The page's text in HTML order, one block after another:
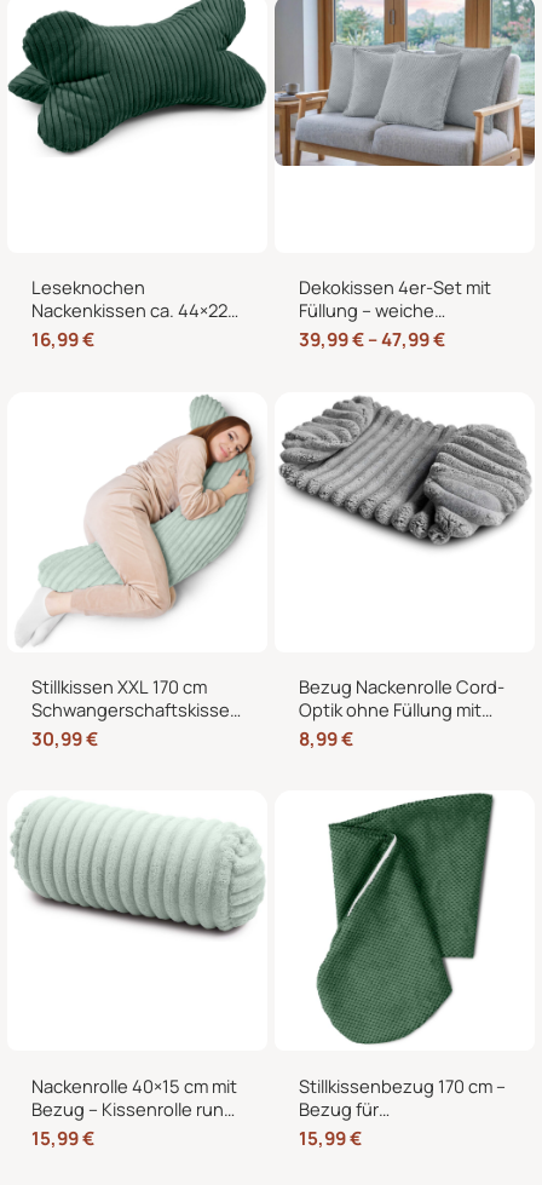
Leseknochen
Nackenkissen ca. 44×22
cm – Knochenkissen
Lesekissen zum Lesen
16,99€
Dekokissen 4er-Set mit
Füllung – weiche
Zierkissen für Sofa und
Couch, 40×40, 45×45
39,99€–47,99€
Stillkissen XXL 170 cm
Schwangerschaftskissen
Seitenschläferkissen U-
Form – Lagerungskissen
abnehmbarem Bezug
30,99€
Bezug Nackenrolle Cord-
Optik ohne Füllung mit
Reißverschluss 40 x 15
cm – Ersatzbezug für
Kissenrollen
8,99€
Nackenrolle 40×15 cm mit
Bezug – Kissenrolle rund,
weich, Dekokissen Rolle
für Bett & Sofa
15,99€
Stillkissenbezug 170 cm –
Bezug für
Seitenschläferkissen und
Schwangerschaftskissen
15,99€